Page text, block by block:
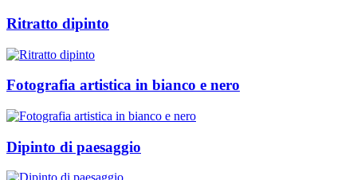
Ritratto dipinto
Fotografia artistica in bianco e nero
Dipinto di paesaggio